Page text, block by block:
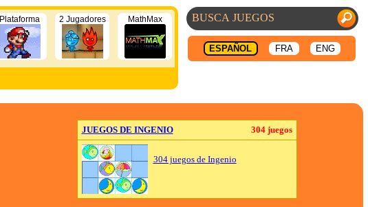
ESPAÑOL FRA ENG
Plataforma 2 Jugadores MathMax
JUEGOS DE INGENIO 304 juegos
304 juegos de Ingenio